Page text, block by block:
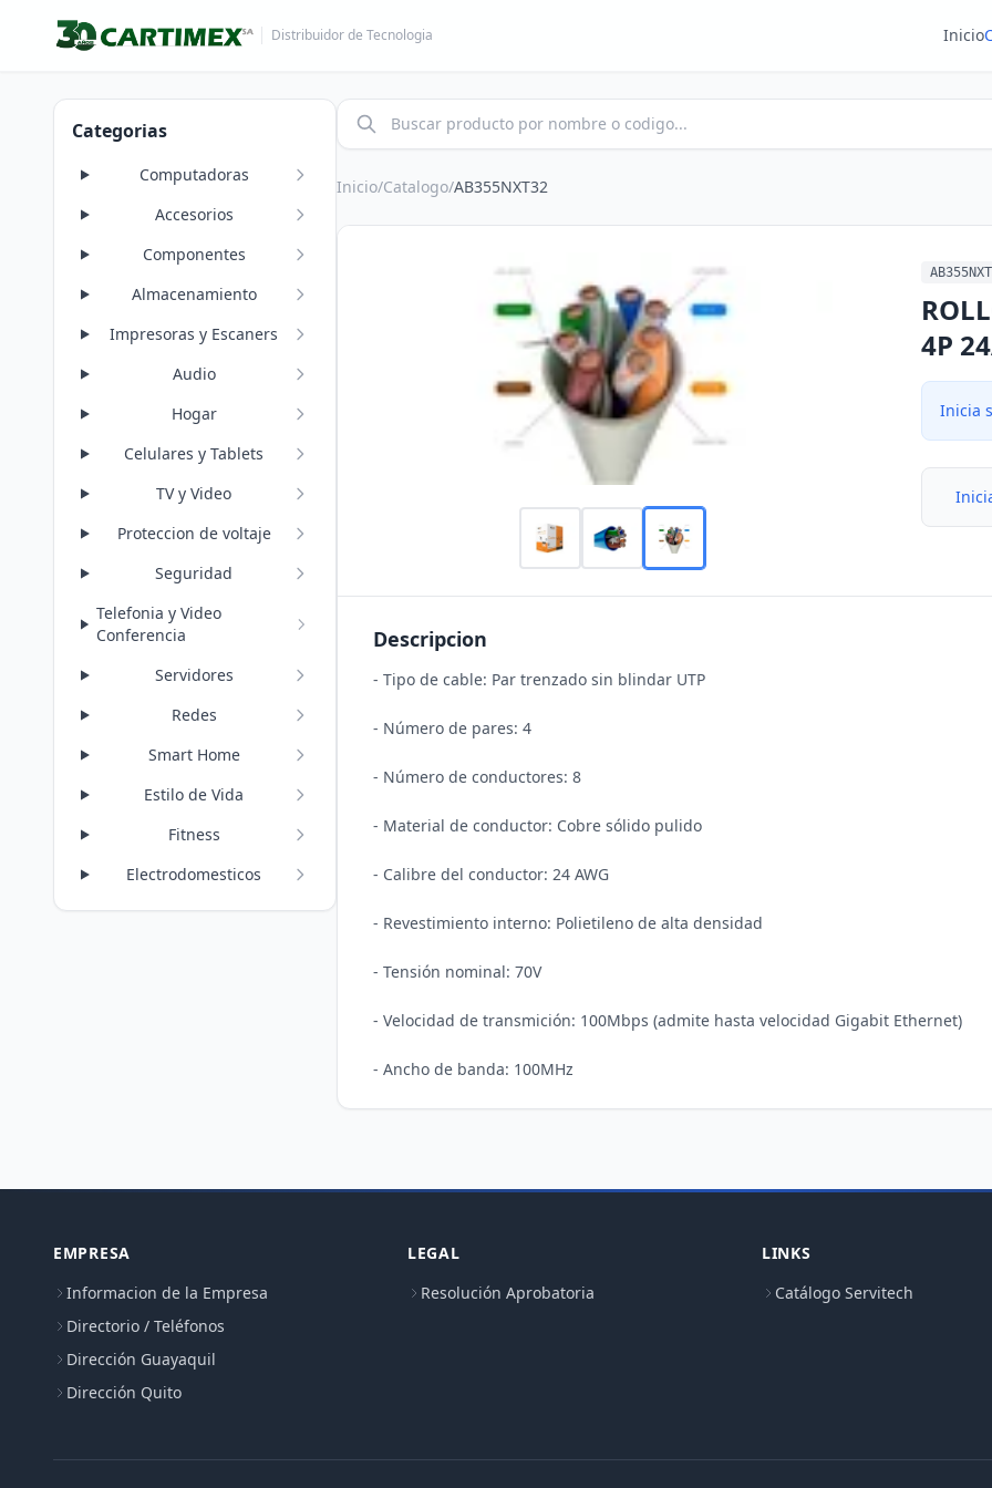
Distribuidor de Tecnologia Inicio
Categorias
Computadoras
Accesorios
Componentes
Almacenamiento
Impresoras y Escaners
Audio
Hogar
Celulares y Tablets
TV y Video
Proteccion de voltaje
Seguridad
Telefonia y Video
Conferencia
Servidores
Redes
Smart Home
Estilo de Vida
Fitness
Electrodomesticos
Inicio/Catalogo/AB355NXT32
4P
Inicia
Descripcion
- Tipo de cable: Par trenzado sin blindar UTP
- Número de pares: 4
- Número de conductores: 8
- Material de conductor: Cobre sólido pulido
- Calibre del conductor: 24 AWG
- Revestimiento interno: Polietileno de alta densidad
- Tensión nominal: 70V
- Velocidad de transmición: 100Mbps (admite hasta velocidad Gigabit Ethernet)
EMPRESA
Informacion de la Empresa
Directorio / Teléfonos
Dirección Guayaquil
Dirección Quito
LEGAL
Resolución Aprobatoria
LINKS
Catálogo Servitech